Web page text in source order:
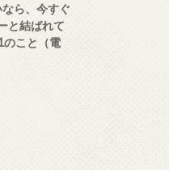
ら、今すぐ
と結ばれて
のこと（電